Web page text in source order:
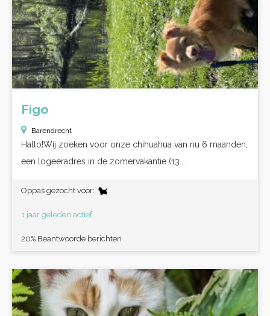
Figo
Barendrecht
Hallo!Wij zoeken voor onze chihuahua van nu 6 maanden,
een logeeradres in de zomervakantie (13...
Oppas gezocht voor:
1 jaar geleden actief
20% Beantwoorde berichten